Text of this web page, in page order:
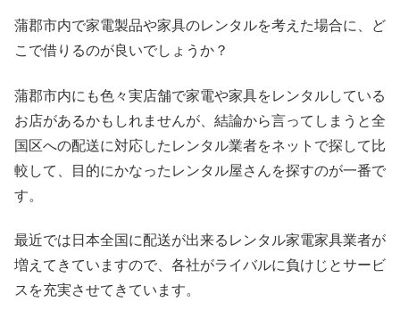
蒲郡市内で家電製品や家具のレンタルを考えた場合に、ど
こで借りるのが良いでしょうか？
蒲郡市内にも色々実店舗で家電や家具をレンタルしている
お店があるかもしれませんが、結論から言ってしまうと全
国区への配送に対応したレンタル業者をネットで探して比
較して、目的にかなったレンタル屋さんを探すのが一番で
す。
最近では日本全国に配送が出来るレンタル家電家具業者が
増えてきていますので、各社がライバルに負けじとサービ
スを充実させてきています。